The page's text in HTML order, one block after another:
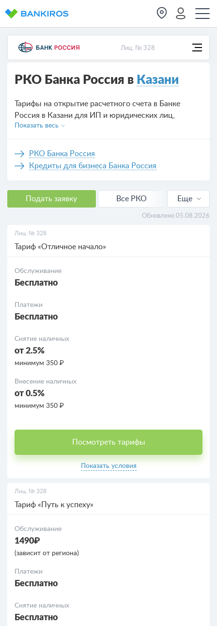
Лиц. № 328
РКО Банка Россия в Казани
Тарифы на открытие расчетного счета в Банке
Россия в Казани для ИП и юридических лиц,
предложений на сегодня — 2.
Показать весь
РКО Банка Россия
Кредиты для бизнеса Банка Россия
Подать заявку
Все РКО
Еще
Обновлено 05.08.2026
Лиц. № 328
Тариф «Отличное начало»
Обслуживание
Бесплатно
Платежи
Бесплатно
Снятие наличных
от 2.5%
минимум 350 ₽
Внесение наличных
от 0.5%
минимум 350 ₽
Посмотреть тарифы
Показать условия
Лиц. № 328
Тариф «Путь к успеху»
Обслуживание
1490₽
(зависит от региона)
Платежи
Бесплатно
Снятие наличных
Бесплатно